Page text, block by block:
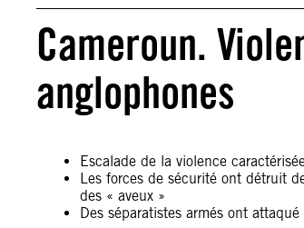
Cameroun.
anglophones
Escalade de la violence
Les forces de sécurité ont détruit
des « aveux »
Des séparatistes armés ont